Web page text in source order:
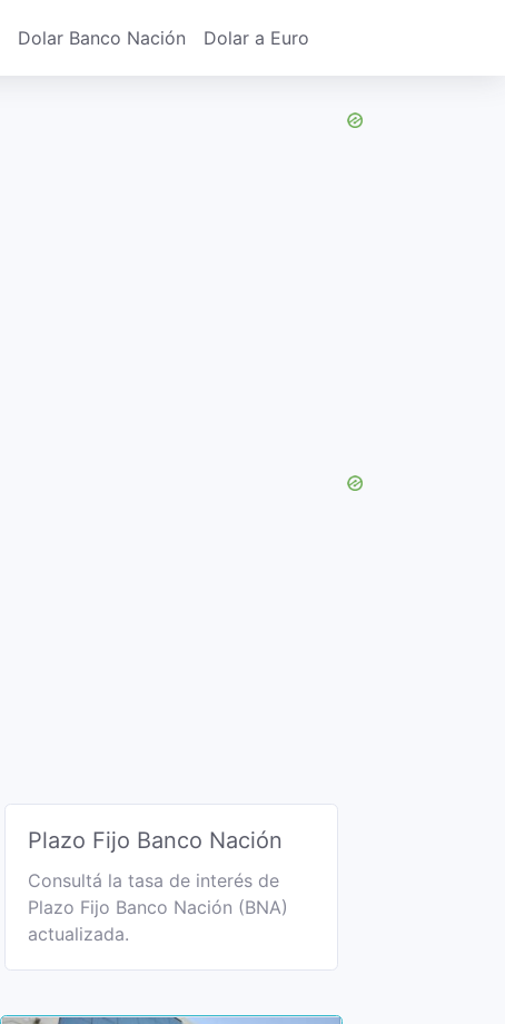
Dolar Banco Nación Dolar a Euro
Plazo Fijo Banco Nación
Consultá la tasa de interés de
Plazo Fijo Banco Nación (BNA)
actualizada.